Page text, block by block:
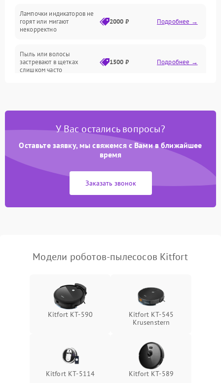
Батарея
Программные сбои
Лампочки индикаторов не
горят или мигают
некорректно
2000 ₽ Подробнее →
Пыль или волосы
застревают в щетках
слишком часто
1500 ₽ Подробнее →
У Вас остались вопросы?
Оставьте заявку, мы свяжемся с Вами в ближайшее
время
Заказать звонок
Модели роботов-пылесосов Kitfort
Kitfort KT-590
Kitfort КТ-545
Krusenstern
Kitfort КТ-5114 Kitfort KT-589